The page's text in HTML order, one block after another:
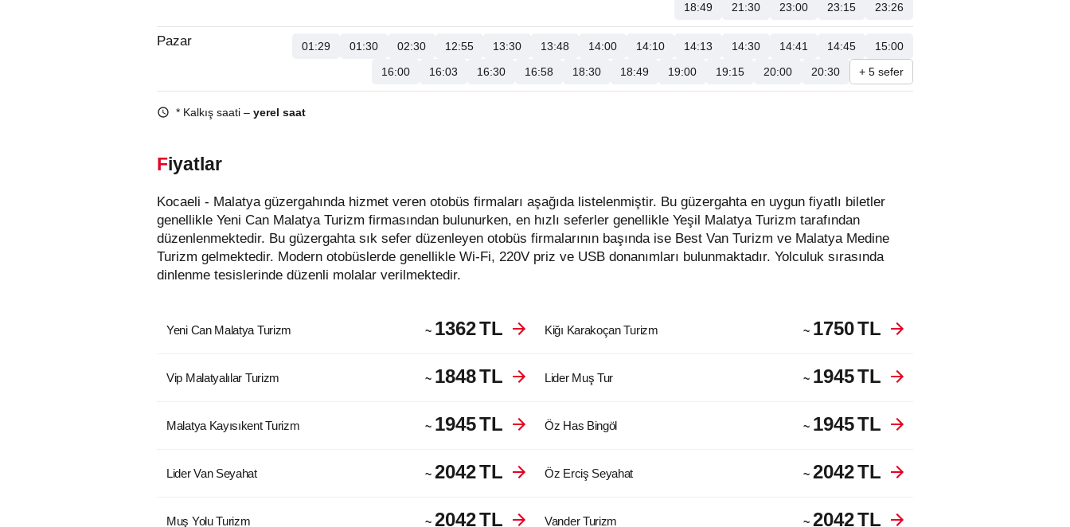
18:49
21:30 23:00 23:15 23:26
Pazar 01:29 01:30 02:30 12:55 13:30 13:48 14:00 14:10 14:13 14:30 14:41 14:45
15:00
16:00
16:03 16:30 16:58 18:30 18:49 19:00 19:15 20:00 20:30 + 5 sefer
* Kalkış saati – yerel saat
Fiyatlar
Kocaeli - Malatya güzergahında hizmet veren otobüs firmaları aşağıda listelenmiştir. Bu güzergahta en uygun fiyatlı biletler
genellikle Yeni Can Malatya Turizm firmasından bulunurken, en hızlı seferler genellikle Yeşil Malatya Turizm tarafından
düzenlenmektedir. Bu güzergahta sık sefer düzenleyen otobüs firmalarının başında ise Best Van Turizm ve Malatya Medine
Turizm gelmektedir. Modern otobüslerde genellikle Wi-Fi, 220V priz ve USB donanımları bulunmaktadır. Yolculuk sırasında
dinlenme tesislerinde düzenli molalar verilmektedir.
Yeni Can Malatya Turizm ~ 1362TL Kiğı Karakoçan Turizm ~ 1750TL
Vip Malatyalılar Turizm ~ 1848TL Lider Muş Tur ~ 1945TL
Malatya Kayısıkent Turizm ~ 1945TL Öz Has Bingöl ~ 1945TL
Lider Van Seyahat ~ 2042TL Öz Erciş Seyahat ~ 2042TL
Muş Yolu Turizm ~ 2042TL Vander Turizm ~ 2042TL